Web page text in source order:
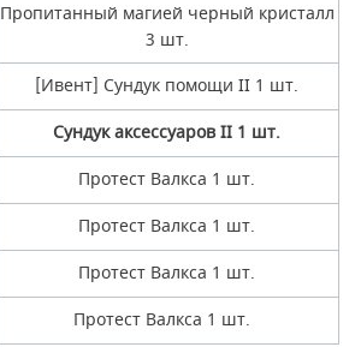
Пропитанный магией черный кристалл
3 шт.
[Ивент] Сундук помощи II 1 шт.
Сундук аксессуаров II 1 шт.
Протест Валкса 1 шт.
Протест Валкса 1 шт.
Протест Валкса 1 шт.
Протест Валкса 1 шт.